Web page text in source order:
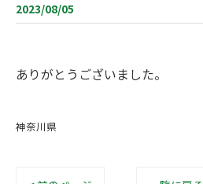
2023/08/05
ありがとうございました。
神奈川県